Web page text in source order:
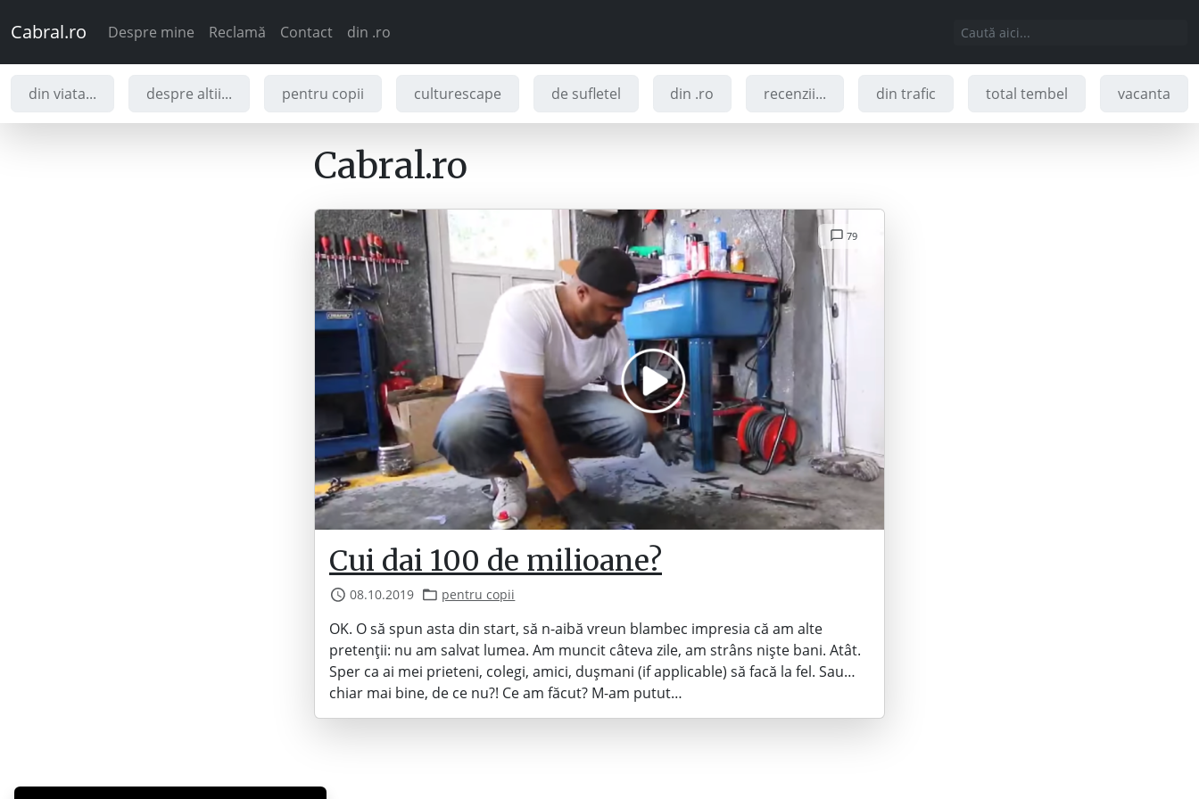
Cabral.ro Despre mine Reclamă Contact din .ro
din viata... despre altii... pentru copii culturescape de sufletel din .ro recenzii... din trafic total tembel vacanta
Cabral.ro
79
Cui dai 100 de milioane?
08.10.2019 pentru copii
OK. O să spun asta din start, să n-aibă vreun blambec impresia că am alte
pretenții: nu am salvat lumea. Am muncit câteva zile, am strâns niște bani. Atât.
Sper ca ai mei prieteni, colegi, amici, dușmani (if applicable) să facă la fel. Sau…
chiar mai bine, de ce nu?! Ce am făcut? M-am putut…